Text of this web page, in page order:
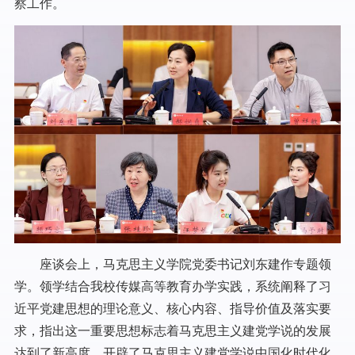
察工作。
座谈会上，马克思主义学院党委书记刘东建作专题领
学。领学结合我校传媒高等教育办学实践，系统阐释了习
近平党建思想的理论意义、核心内容、指导价值及落实要
求，指出这一重要思想标志着马克思主义建党学说的发展